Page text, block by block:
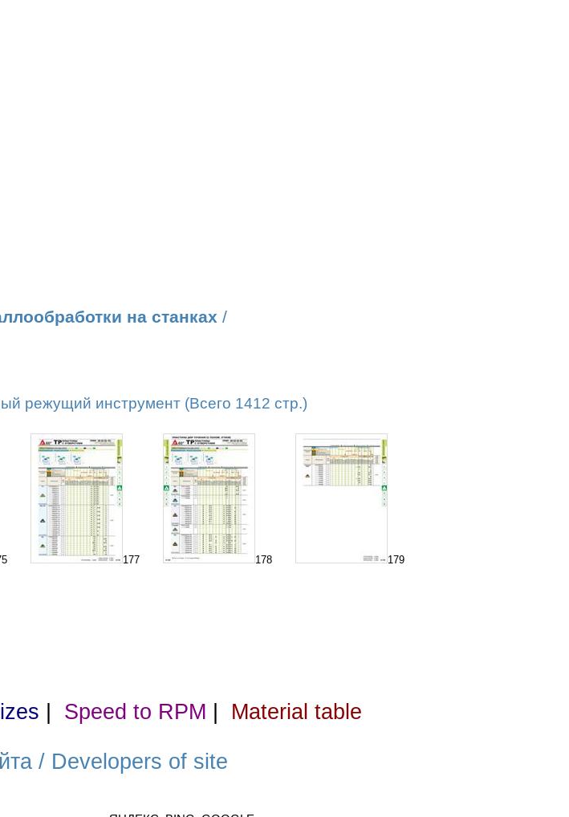
на станках /
режущий инструмент (Всего 1412 стр.)
177 178 179
Speed to RPM Material table
/ Developers of site